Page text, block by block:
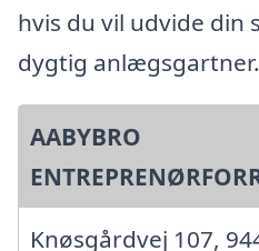
hvis du vil udvide din
dygtig anlægsgartner.
AABYBRO
Knøsgårdvej 107,